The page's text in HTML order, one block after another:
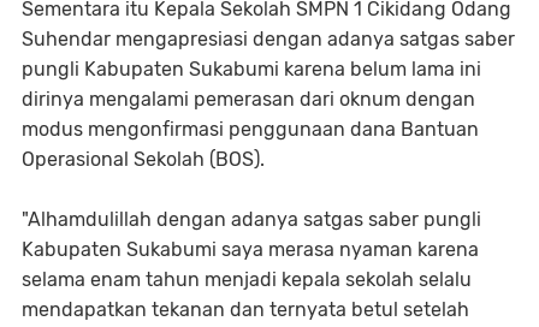
Sementara itu Kepala Sekolah SMPN 1 Cikidang Odang
Suhendar mengapresiasi dengan adanya satgas saber
pungli Kabupaten Sukabumi karena belum lama ini
dirinya mengalami pemerasan dari oknum dengan
modus mengonfirmasi penggunaan dana Bantuan
Operasional Sekolah (BOS).
"Alhamdulillah dengan adanya satgas saber pungli
Kabupaten Sukabumi saya merasa nyaman karena
selama enam tahun menjadi kepala sekolah selalu
mendapatkan tekanan dan ternyata betul setelah